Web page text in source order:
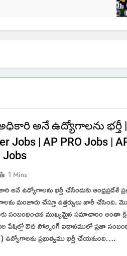
3
అనే ఉద్యోగాలను భర్తీ |
Jobs | AP PRO Jobs |
Jobs
1 Mins
అనే ఉద్యోగాలను భర్తీ చేసేందుకు ఆంధ్రప్రదేశ్
చేస్తూ ఉత్తర్వులు జారీ చేసింది.
సంబంధించిన ముఖ్యమైన సమాచారం అంతా
పేషిల్లో ఔట్ సోర్సింగ్ విధానములో ప్రజా
ప్రభుత్వము భర్తీ చేయనుంది….